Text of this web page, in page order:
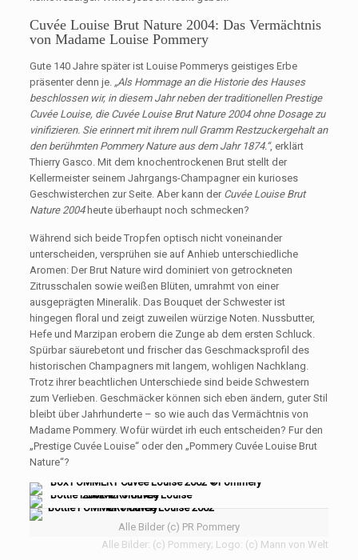
Cuvée Louise Brut Nature 2004: Das Vermächtnis
von Madame Louise Pommery
Gute 140 Jahre später ist Louise Pommerys geistiges Erbe
präsenter denn je. „Als Hommage an die Historie des Hauses
beschlossen wir, in diesem Jahr neben der traditionellen Prestige
Cuvée Louise, die Cuvée Louise Brut Nature 2004 ohne Dosage zu
vinifizieren. Sie erinnert mit ihrem null Gramm Restzuckergehalt an
den berühmten Pommery Nature aus dem Jahr 1874.“, erklärt
Thierry Gasco. Mit dem knochentrockenen Brut stellt der
Kellermeister seinem Jahrgangs-Champagner ein kurioses
Geschwisterchen zur Seite. Aber kann der Cuvée Louise Brut
Nature 2004heute überhaupt noch schmecken?
Während sich beide Tropfen optisch nicht voneinander
unterscheiden, versprühen sie auf Anhieb unterschiedliche
Aromen: Der Brut Nature wird dominiert von getrockneten
Zitrusschalen sowie weißen Blüten, umrahmt von einer
ausgeprägten Mineralik. Das Bouquet der Schwester ist
hingegen floral und zeigt zuweilen würzige Noten. Nussbutter,
Hefe und Marzipan erobern die Zunge ab dem ersten Schluck.
Spürbar säurebetont und frischer das Geschmacksprofil des
historischen Champagners mit langem, wohligen Nachklang.
Trotz ihrer beachtlichen Unterschiede sind beide Schwestern
zum Verlieben. Geschmäcker können sich eben ändern, guter Stil
bleibt über Jahrhunderte – so wie auch das Vermächtnis von
Madame Pommery. Wofür würdet irh euch entscheiden? Fur den
„Prestige Cuvée Louise“ oder den „Pommery Cuvée Louise Brut
Nature“?
Alle Bilder (c) PR Pommery
Alle Bilder: (c) Pommery; Logo: (c) Mann von Welt